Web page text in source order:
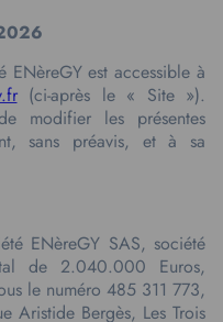
ENèreGY est accessible à
(ci-après le « Site »).
modifier les présentes
sans préavis, et à sa
ENèreGY SAS, société
de 2.040.000 Euros,
le numéro 485 311 773,
Aristide Bergès, Les Trois